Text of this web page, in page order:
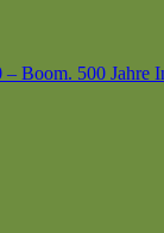
Boom. 500 Jahre